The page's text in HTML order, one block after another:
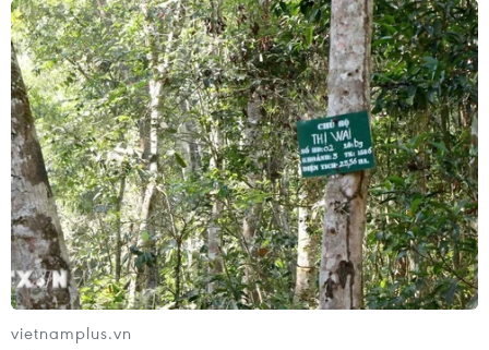
Dù là thời xưa hay nay, Tết Nguyên đán vẫn là ngày lễ
cổ truyền lớn nhất của người Việt, chứa đựng cả quan
niệm sống và những phong tục mang đậm nét văn hóa
dân tộc.
vietnamplus.vn